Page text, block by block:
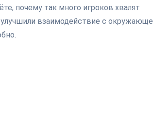
почему так много игроков хвалят
взаимодействие с